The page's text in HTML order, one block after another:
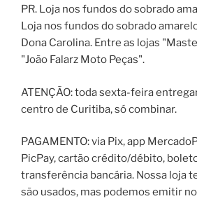
PR. Loja nos fundos do sobrado
Loja nos fundos do sobrado
Dona Carolina. Entre as lojas
"João Falarz Moto Peças".
ATENÇÃO: toda sexta-feira
centro de Curitiba, só combinar.
PAGAMENTO: via Pix, app
PicPay, cartão crédito/débito,
transferência bancária. Nossa loja
são usados, mas podemos emitir